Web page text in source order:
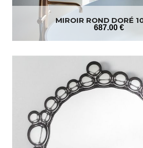
MIROIR ROND DORÉ
687.00 €